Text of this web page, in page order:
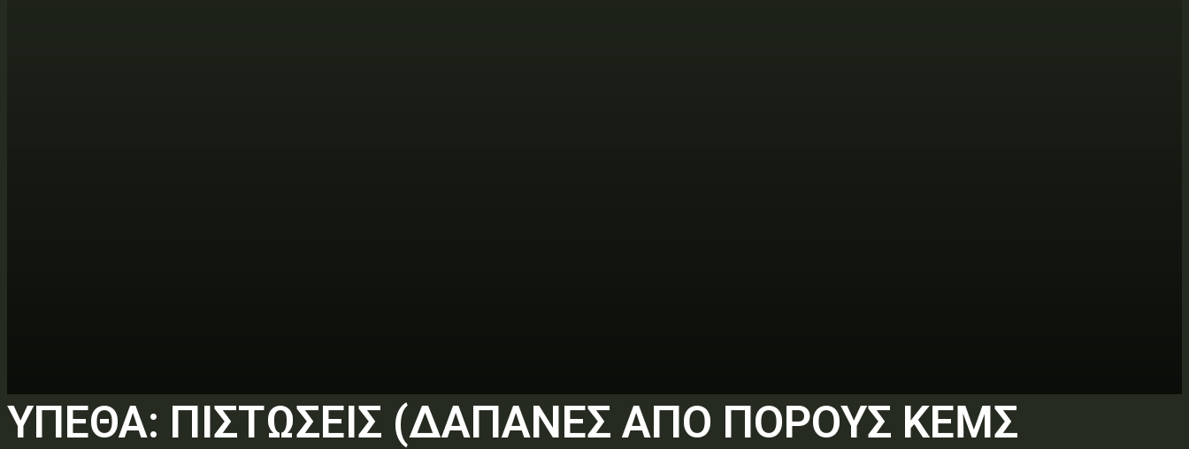
ΥΠΕΘΑ: ΠΙΣΤΩΣΕΙΣ (ΔΑΠΑΝΕΣ ΑΠΟ ΠΟΡΟΥΣ ΚΕΜΣ